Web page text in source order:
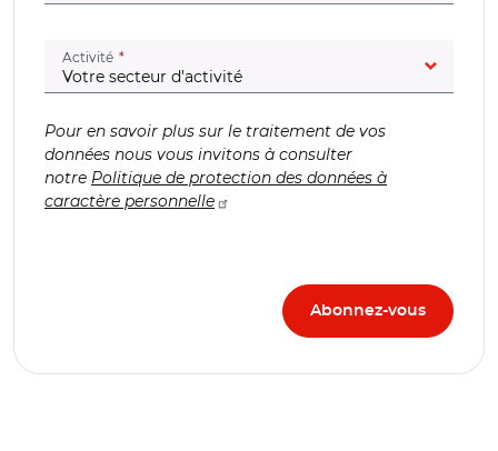
Activité (champ obligatoire)
Pour en savoir plus sur le traitement de vos
données nous vous invitons à consulter
notre Politique de protection des données à
caractère personnelle